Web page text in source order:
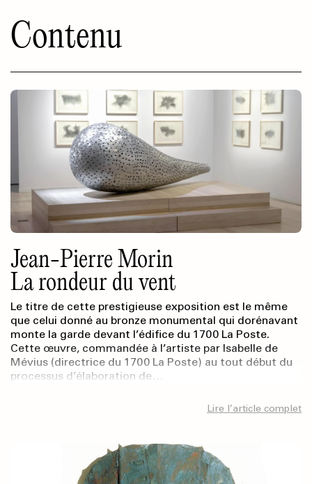
Contenu
Jean-Pierre Morin
La rondeur du vent
Le titre de cette prestigieuse exposition est le même
que celui donné au bronze monumental qui dorénavant
monte la garde devant l’édifice du 1700 La Poste.
Cette œuvre, commandée à l’artiste par Isabelle de
Mévius (directrice du 1700 La Poste) au tout début du
processus d’élaboration de…
Lire l’article complet